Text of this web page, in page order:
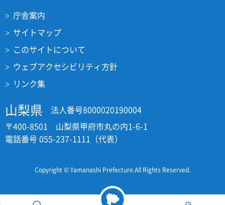
庁舎案内
サイトマップ
このサイトについて
ウェブアクセシビリティ方針
リンク集
山梨県
法人番号8000020190004
〒400-8501 山梨県甲府市丸の内1-6-1
電話番号 055-237-1111（代表）
Copyright © Yamanashi Prefecture.All Rights Reserved.